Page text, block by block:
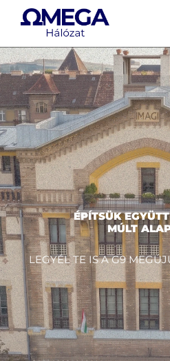
Kihagyás
ÉPÍTSÜK
MÚLT
LEGYÉL TE IS A G9